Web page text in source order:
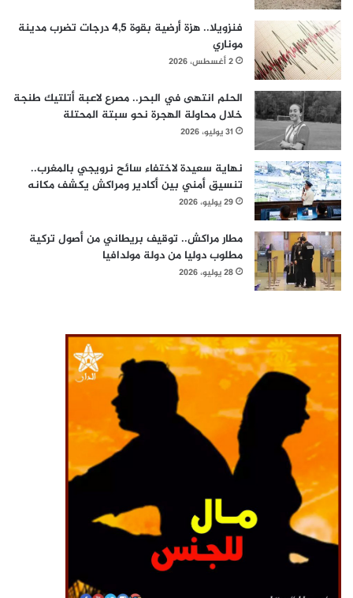
فنزويلا.. هزة أرضية بقوة 4,5 درجات تضرب مدينة
موناري
2 أغسطس، 2026
الحلم انتهى في البحر.. مصرع لاعبة أتلتيك طنجة
خلال محاولة الهجرة نحو سبتة المحتلة
31 يوليو، 2026
نهاية سعيدة لاختفاء سائح نرويجي بالمغرب..
تنسيق أمني بين أكادير ومراكش يكشف مكانه
29 يوليو، 2026
مطار مراكش.. توقيف بريطاني من أصول تركية
مطلوب دوليا من دولة مولدافيا
28 يوليو، 2026